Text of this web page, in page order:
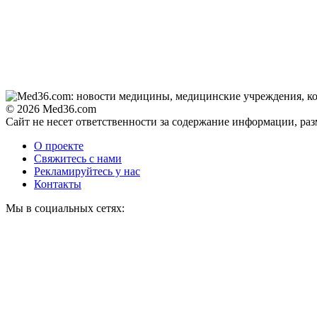
© 2026 Med36.com
Сайт не несет ответственности за содержание информации,
О проекте
Свяжитесь с нами
Рекламируйтесь у нас
Контакты
Мы в социальных сетях: